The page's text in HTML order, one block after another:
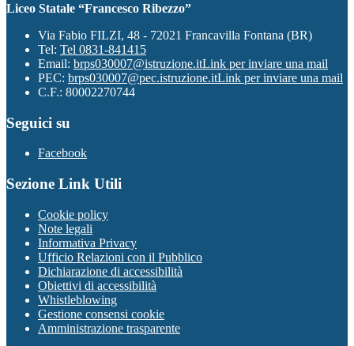
Liceo Statale “Francesco Ribezzo”
Via Fabio FILZI, 48 - 72021 Francavilla Fontana (BR)
Tel: Tel 0831-841415
Email: brps030007@istruzione.itLink per inviare una mail
PEC: brps030007@pec.istruzione.itLink per inviare una mail
C.F.: 80002270744
Seguici su
Facebook
Sezione Link Utili
Cookie policy
Note legali
Informativa Privacy
Ufficio Relazioni con il Pubblico
Dichiarazione di accessibilità
Obiettivi di accessibilità
Whistleblowing
Gestione consensi cookie
Amministrazione trasparente